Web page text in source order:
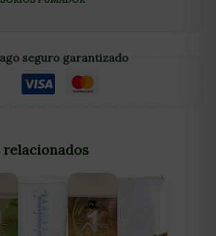
seguro garantizado